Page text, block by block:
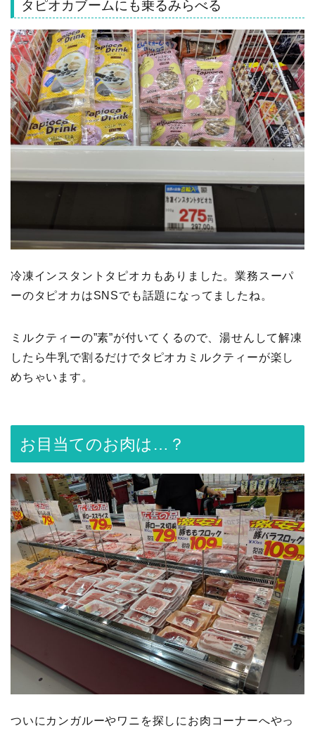
タピオカブームにも乗るみらべる
冷凍インスタントタピオカもありました。業務スーパ
ーのタピオカはSNSでも話題になってましたね。
ミルクティーの”素”が付いてくるので、湯せんして解凍
したら牛乳で割るだけでタピオカミルクティーが楽し
めちゃいます。
お目当てのお肉は…？
ついにカンガルーやワニを探しにお肉コーナーへやっ